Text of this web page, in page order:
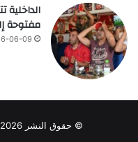
مفتوحة
06-09
© حقوق النشر 2026، جميع الحقوق محفوظة |